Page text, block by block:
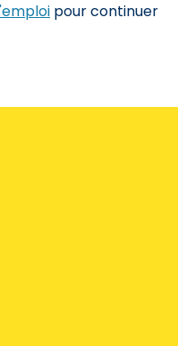
pour continuer